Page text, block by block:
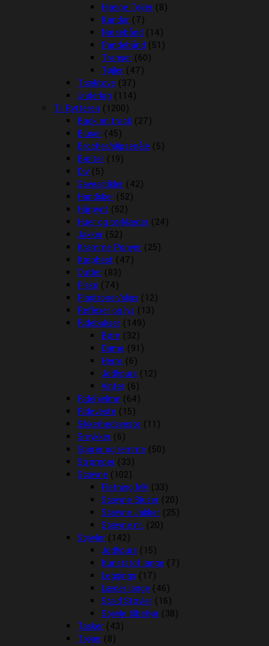
Hjælpe Tøjler (8)
Kandar (7)
Næsebånd (14)
Pandebånd (51)
Trenser (60)
Tøjler (47)
Træktove (37)
Underlag (114)
Til Rytteren (1200)
Back on track (27)
Bluser (45)
Brocher/slipsenåle (5)
Bælter (19)
Div (5)
Gaveartikler (42)
Handsker (52)
Hårpynt (52)
Huer og tørklæder (24)
Jakker (52)
Kramme Ponyer (25)
Kæphest (47)
Outlet (83)
Piske (74)
Plastroner/slips (12)
Reflexer og lys (13)
Ridebukser (149)
Børn (32)
Dame (91)
Herre (6)
Jodhpurs (12)
Vinter (6)
Ridehjelme (64)
Rideveste (15)
Sikkerhedsveste (11)
Smykker (6)
Sporer og remme (50)
Strømper (33)
Stævne (102)
Fletning MV (33)
Stævne Bluser (20)
Stævne Jakker (25)
Stævne nr. (20)
Støvler (142)
Jodhpurs (15)
Kunststof lange (7)
Leggings (17)
Læder lange (46)
Stald Støvler (16)
Støvle tilbehør (38)
Tasker (43)
Trøjer (8)